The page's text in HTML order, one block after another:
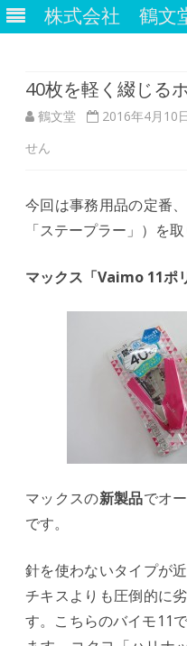
株式会社 鶴文
40枚を軽く綴じる
鶴文堂 2016年4月10
せん
今回は事務用品の定番、
「ステープラー」）を
マックス「Vaimo 11ポ
マックスの新製品でオ
です。
針を使わないタイプが
チキスよりも圧倒的に
す。こちらのバイモ11